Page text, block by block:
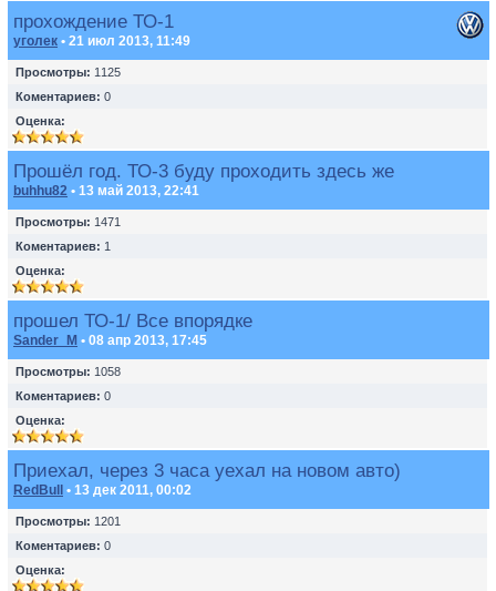
прохождение ТО-1
уголек • 21 июл 2013, 11:49
Просмотры: 1125
Коментариев: 0
Оценка:
Прошёл год. ТО-3 буду проходить здесь же
buhhu82 • 13 май 2013, 22:41
Просмотры: 1471
Коментариев: 1
Оценка:
прошел ТО-1/ Все впорядке
Sander_M • 08 апр 2013, 17:45
Просмотры: 1058
Коментариев: 0
Оценка:
Приехал, через 3 часа уехал на новом авто)
RedBull • 13 дек 2011, 00:02
Просмотры: 1201
Коментариев: 0
Оценка: